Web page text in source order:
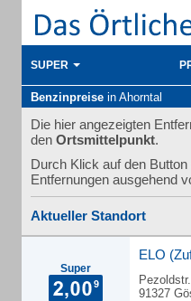
SUPER
Benzinpreise in Ahorntal
Die hier angezeigten
den Ortsmittelpunkt.
Durch Klick auf den
Entfernungen ausgehend
Aktueller Standort
Super
ELO
91327